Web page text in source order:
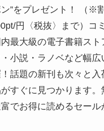
”をプレゼント！ （※
円〈税抜〉まで）コ
最大級の電子書籍スト
・小説・ラノベなど幅
話題の新刊も次々と入
すぐに見つかります。
でお得に読めるセール